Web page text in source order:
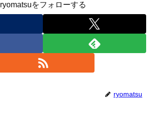
ryomatsuをフォローする
ryomatsu